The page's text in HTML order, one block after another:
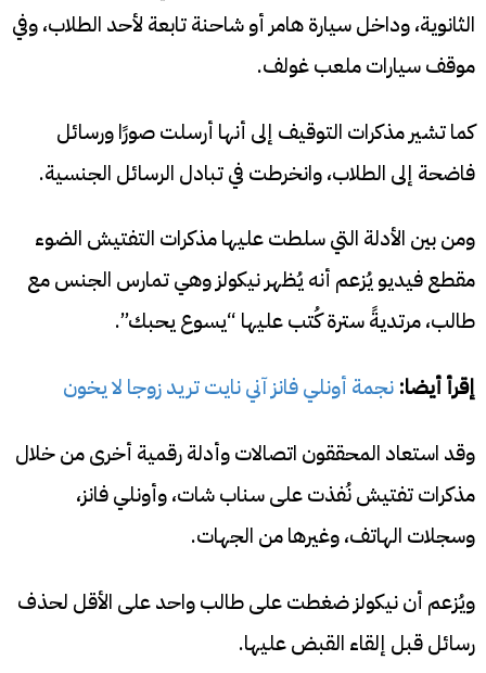
الثانوية، وداخل سيارة هامر أو شاحنة تابعة لأحد الطلاب، وفي
موقف سيارات ملعب غولف.
كما تشير مذكرات التوقيف إلى أنها أرسلت صورًا ورسائل
فاضحة إلى الطلاب، وانخرطت في تبادل الرسائل الجنسية.
ومن بين الأدلة التي سلطت عليها مذكرات التفتيش الضوء
مقطع فيديو يُزعم أنه يُظهر نيكولز وهي تمارس الجنس مع
طالب، مرتديةً سترة كُتب عليها “يسوع يحبك”.
إقرأ أيضا: نجمة أونلي فانز آني نايت تريد زوجا لا يخون
وقد استعاد المحققون اتصالات وأدلة رقمية أخرى من خلال
مذكرات تفتيش نُفذت على سناب شات، وأونلي فانز،
وسجلات الهاتف، وغيرها من الجهات.
ويُزعم أن نيكولز ضغطت على طالب واحد على الأقل لحذف
رسائل قبل إلقاء القبض عليها.